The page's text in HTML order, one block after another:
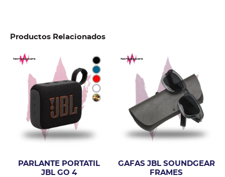
Productos Relacionados
PARLANTE PORTATIL
JBL GO 4
GAFAS JBL SOUNDGEAR
FRAMES